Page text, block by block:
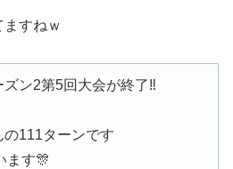
すねｗ
ズン2第5回大会が終了‼️
111ターンです
ます🎊